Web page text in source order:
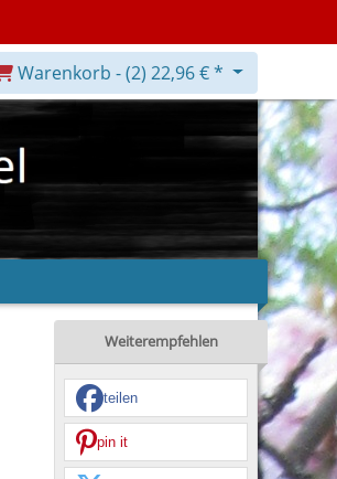
Warenkorb -(2) 22,96 € *
Weiterempfehlen
teilen
pin it